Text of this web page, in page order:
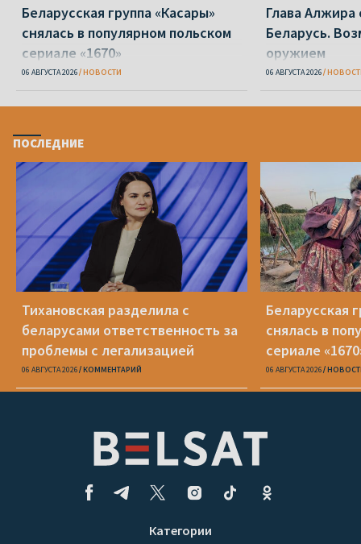
Беларусская группа «Касары»
снялась в популярном польском
сериале «1670»
06 АВГУСТА 2026 НОВОСТИ
Глава Алжира
Беларусь.
оружием
06 АВГУСТА 2026
ПОСЛЕДНИЕ
Тихановская разделила с
беларусами ответственность за
проблемы с легализацией
06 АВГУСТА 2026 КОММЕНТАРИЙ
Беларусская
снялась в
сериале
06 АВГУСТА 2026
Категории